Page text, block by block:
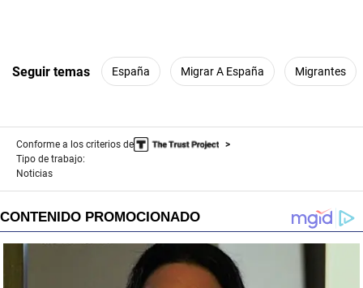
Seguir temas España Migrar A España Migrantes
Conforme a los criterios de
Tipo de trabajo:
Noticias